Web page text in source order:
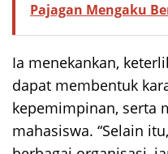
Pajagan Mengaku
Ia menekankan,
dapat membentuk
kepemimpinan, serta
mahasiswa. “Selain